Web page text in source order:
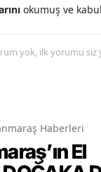
okumuş ve kabul
yok, ilk yorumu siz
Haberleri
El